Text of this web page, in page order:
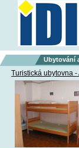
Ubytování
Turistická ubytovna -